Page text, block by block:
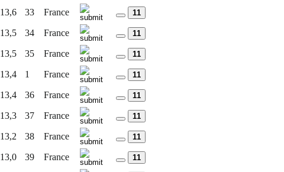
13,6 33 France 11
13,5 34 France 11
13,5 35 France 11
13,4 1 France 11
13,4 36 France 11
13,3 37 France 11
13,2 38 France 11
13,0 39 France 11